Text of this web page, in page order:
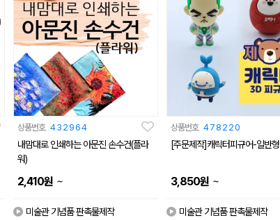
상품번호 432964
내맘대로 인쇄하는 아문진 손수건(플라
워)
2,410원 ~
미술관 기념품 판촉물제작
상품번호 478220
[주문제작]캐릭터피규어-일반형
3,850원 ~
미술관 기념품 판촉물제작